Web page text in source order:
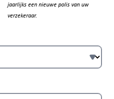
jaarlijks een nieuwe polis van uw
verzekeraar.